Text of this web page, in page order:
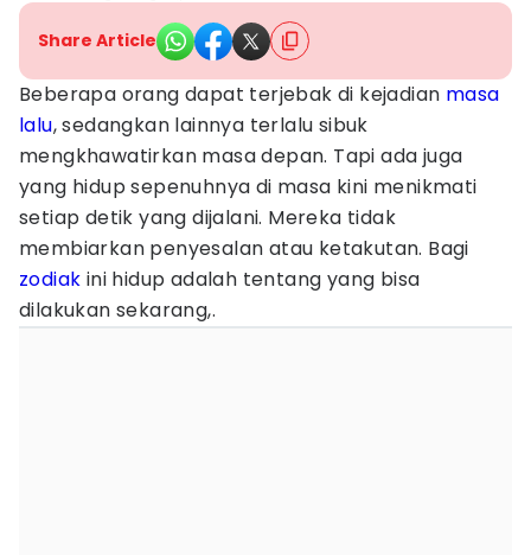
Share Article
Beberapa orang dapat terjebak di kejadian masa
lalu, sedangkan lainnya terlalu sibuk
mengkhawatirkan masa depan. Tapi ada juga
yang hidup sepenuhnya di masa kini menikmati
setiap detik yang dijalani. Mereka tidak
membiarkan penyesalan atau ketakutan. Bagi
zodiak ini hidup adalah tentang yang bisa
dilakukan sekarang,.